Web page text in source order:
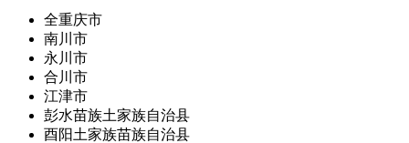
全重庆市
南川市
永川市
合川市
江津市
彭水苗族土家族自治县
酉阳土家族苗族自治县